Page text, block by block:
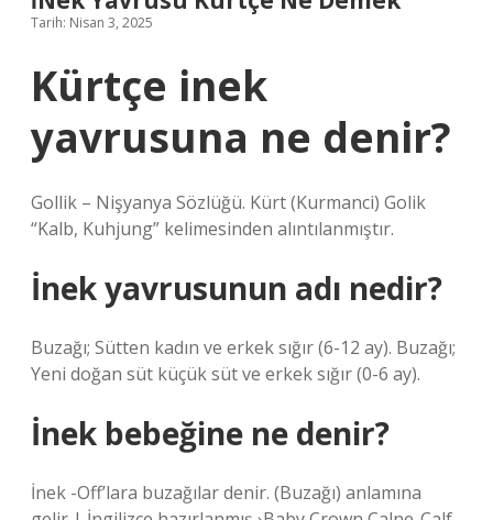
Tarih: Nisan 3, 2025
Kürtçe inek
yavrusuna ne denir?
Gollik – Nişyanya Sözlüğü. Kürt (Kurmanci) Golik
“Kalb, Kuhjung” kelimesinden alıntılanmıştır.
İnek yavrusunun adı nedir?
Buzağı; Sütten kadın ve erkek sığır (6-12 ay). Buzağı;
Yeni doğan süt küçük süt ve erkek sığır (0-6 ay).
İnek bebeğine ne denir?
İnek -Off’lara buzağılar denir. (Buzağı) anlamına